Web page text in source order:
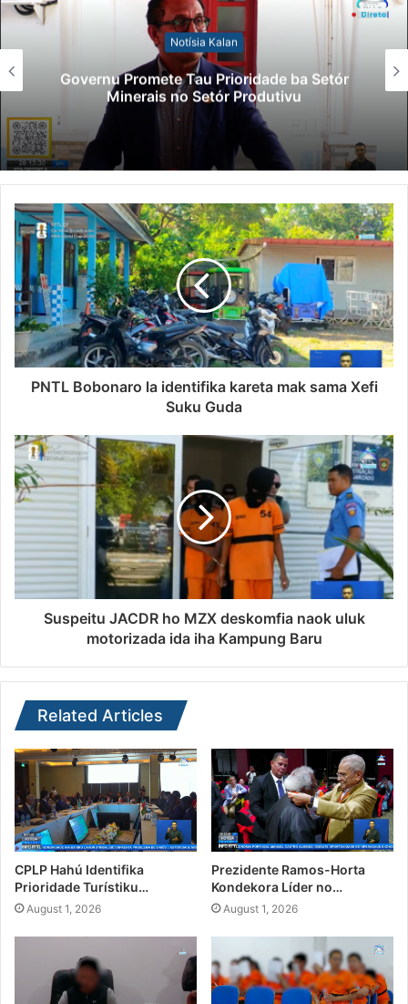
Notísia Kalan
Governu Promete Tau Prioridade ba Setór
Minerais no Setór Produtivu
PNTL Bobonaro la identifika kareta mak sama Xefi
Suku Guda
Suspeitu JACDR ho MZX deskomfia naok uluk
motorizada ida iha Kampung Baru
Related Articles
CPLP Hahú Identifika
Prioridade Turístiku…
August 1, 2026
Prezidente Ramos-Horta
Kondekora Líder no…
August 1, 2026